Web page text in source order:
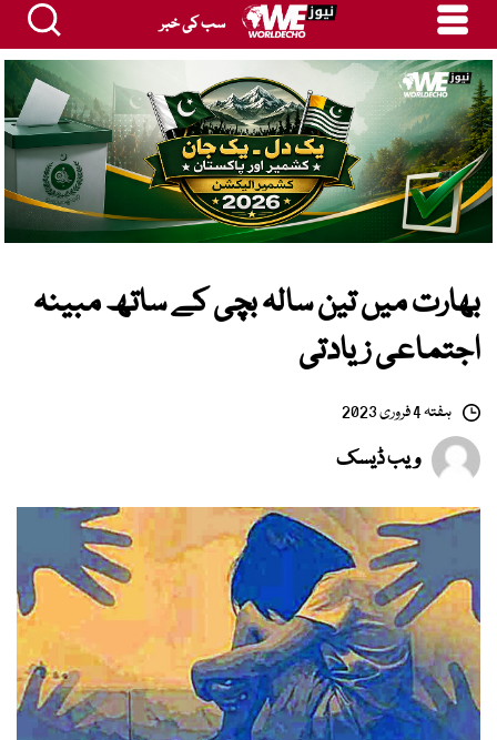
سب کی خبر
بھارت میں تین سالہ بچی کے ساتھ مبینہ
اجتماعی زیادتی
ہفتہ 4 فروری 2023
ویب ڈیسک